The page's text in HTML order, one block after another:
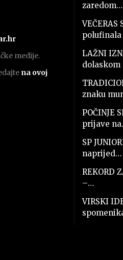
medije.
na ovoj
zaredom…
VEČERAS
LAŽNI
dolaskom
znaku
POČINJE
prijave
SP
naprijed…
REKORD
–…
VIRSKI